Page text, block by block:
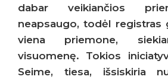
dabar veikiančios
neapsaugo, todėl registras
viena priemone,
visuomenę. Tokios
Seime, tiesa, išsiskiria